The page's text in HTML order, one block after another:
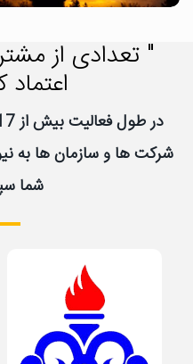
صنعتی اشتهارد
" تعدادی از
اعتماد
شرکت ها و سازمان ها به
شما